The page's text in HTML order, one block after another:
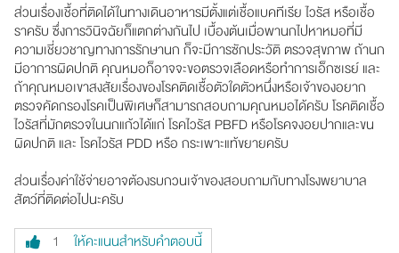
ส่วนเรื่องเชื้อที่ติดได้ในทางเดินอาหารมีตั้งแต่เชื้อแบคทีเรีย ไวรัส หรือเชื้อ
ราครับ ซึ่งการวินิจฉัยก็แตกต่างกันไป เบื้องต้นเมื่อพานกไปหาหมอที่มี
ความเชี่ยวชาญทางการรักษานก ก็จะมีการซักประวัติ ตรวจสุขภาพ ถ้านก
มีอาการผิดปกติ คุณหมอก็อาจจะขอตรวจเลือดหรือทำการเอ็กซเรย์ และ
ถ้าคุณหมอเขาสงสัยเรื่องของโรคติดเชื้อตัวใดตัวหนึ่งหรือเจ้าของอยาก
ตรวจคัดกรองโรคเป็นพิเศษก็สามารถสอบถามคุณหมอได้ครับ โรคติดเชื้อ
ไวรัสที่มักตรวจในนกแก้วได้แก่ โรคไวรัส PBFD หรือโรคจงอยปากและขน
ผิดปกติ และ โรคไวรัส PDD หรือ กระเพาะแท้ขยายครับ
ส่วนเรื่องค่าใช้จ่ายอาจต้องรบกวนเจ้าของสอบถามกับทางโรงพยาบาล
สัตว์ที่ติดต่อไปนะครับ
1
ให้คะแนนสำหรับคำตอบนี้